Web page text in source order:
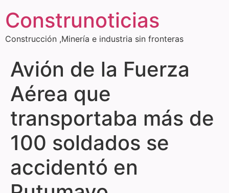
Construnoticias
Construcción ,Minería e industria sin fronteras
Avión de la Fuerza
Aérea que
transportaba más de
100 soldados se
accidentó en